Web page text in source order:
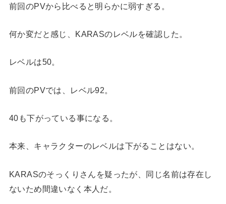
前回のPVから比べると明らかに弱すぎる。
何か変だと感じ、KARASのレベルを確認した。
レベルは50。
前回のPVでは、レベル92。
40も下がっている事になる。
本来、キャラクターのレベルは下がることはない。
KARASのそっくりさんを疑ったが、同じ名前は存在し
ないため間違いなく本人だ。